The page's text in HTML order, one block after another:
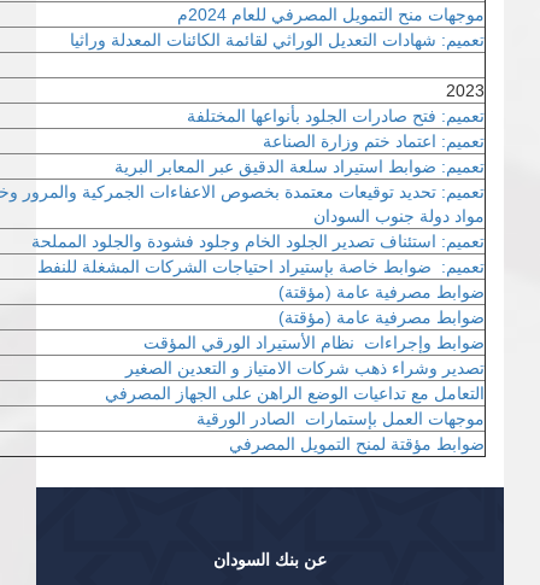
موجهات منح التمويل المصرفي للعام 2024م
تعميم: شهادات التعديل الوراثي لقائمة الكائنات المعدلة وراثيا
2023
تعميم: فتح صادرات الجلود بأنواعها المختلفة
تعميم: اعتماد ختم وزارة الصناعة
تعميم: ضوابط استيراد سلعة الدقيق عبر المعابر البرية
تعميم: تحديد توقيعات معتمدة بخصوص الاعفاءات الجمركية والمرور
مواد دولة جنوب السودان
تعميم: استئناف تصدير الجلود الخام وجلود فشودة والجلود المملحة
تعميم: ضوابط خاصة بإستيراد احتياجات الشركات المشغلة للنفط
ضوابط مصرفية عامة (مؤقتة)
ضوابط مصرفية عامة (مؤقتة)
ضوابط وإجراءات نظام الأستيراد الورقي المؤقت
تصدير وشراء ذهب شركات الامتياز و التعدين الصغير
التعامل مع تداعيات الوضع الراهن على الجهاز المصرفي
موجهات العمل بإستمارات الصادر الورقية
ضوابط مؤقتة لمنح التمويل المصرفي
عن بنك السودان